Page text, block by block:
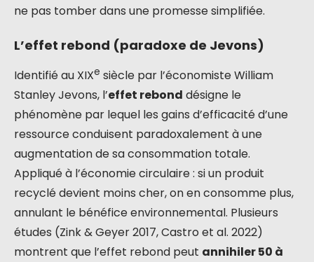
ne pas tomber dans une promesse simplifiée.
L’effet rebond (paradoxe de Jevons)
Identifié au XIXe siècle par l’économiste William
Stanley Jevons, l’effet rebond désigne le
phénomène par lequel les gains d’efficacité d’une
ressource conduisent paradoxalement à une
augmentation de sa consommation totale.
Appliqué à l’économie circulaire : si un produit
recyclé devient moins cher, on en consomme plus,
annulant le bénéfice environnemental. Plusieurs
études (Zink & Geyer 2017, Castro et al. 2022)
montrent que l’effet rebond peut annihiler 50 à